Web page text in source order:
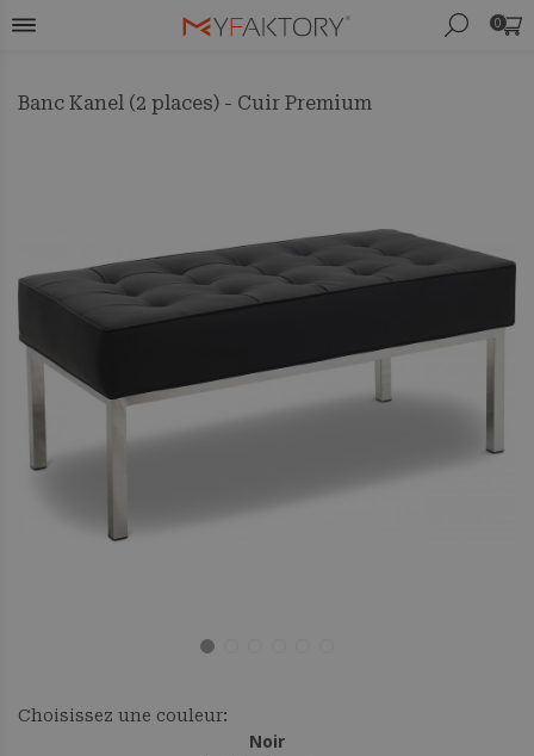
0
Banc Kanel (2 places) - Cuir Premium
Choisissez une couleur:
Noir